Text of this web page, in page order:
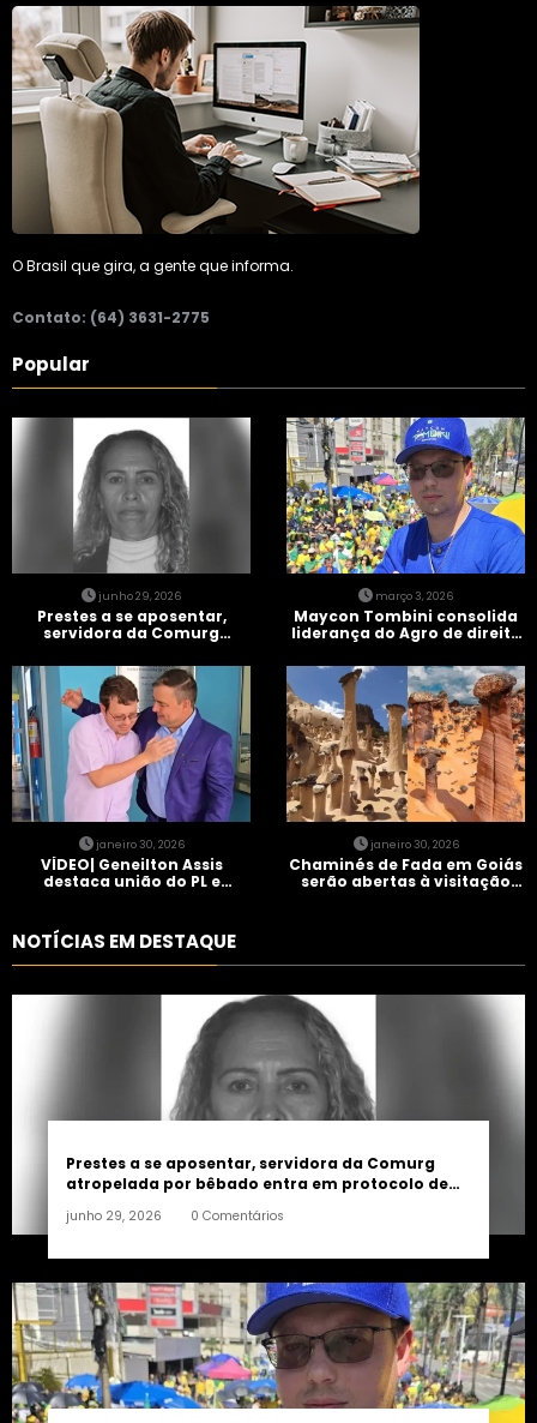
O Brasil que gira, a gente que informa.
Contato: (64) 3631-2775
Popular
junho 29, 2026
Prestes a se aposentar,
servidora da Comurg
entra em protocolo de
morte encefálica
março 3, 2026
Maycon Tombini consolida
liderança do Agro de direita
Brasil” em Goiânia
janeiro 30, 2026
VÍDEO| Geneilton Assis
destaca união do PL e
janeiro 30, 2026
Chaminés de Fada em Goiás
serão abertas à visitação
NOTÍCIAS EM DESTAQUE
Prestes a se aposentar, servidora da Comurg
atropelada por bêbado entra em protocolo de
junho 29, 2026 0 Comentários